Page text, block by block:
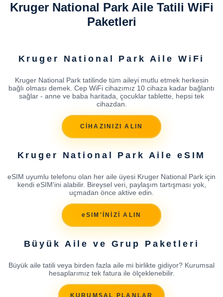
Kruger National Park Aile Tatili WiFi
Paketleri
Kruger National Park Aile WiFi
Kruger National Park tatilinde tüm aileyi mutlu etmek herkesin
bağlı olması demek. Cep WiFi cihazımız 10 cihaza kadar bağlantı
sağlar - anne ve baba haritada, çocuklar tablette, hepsi tek
cihazdan.
CİHAZINIZI ALIN
Kruger National Park Aile eSIM
eSIM uyumlu telefonu olan her aile üyesi Kruger National Park için
kendi eSIM'ini alabilir. Bireysel veri, paylaşım tartışması yok,
uçmadan önce aktive edin.
eSIM'İNİZİ ALIN
Büyük Aile ve Grup Paketleri
Büyük aile tatili veya birden fazla aile mi birlikte gidiyor? Kurumsal
hesaplarımız tek fatura ile ölçeklenebilir.
KURUMSAL PLANLAR